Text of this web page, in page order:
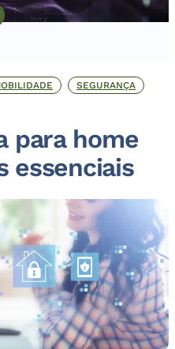
SEGURANÇA
para home
essenciais